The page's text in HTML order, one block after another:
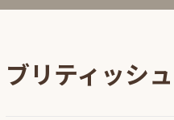
ブリティッシ